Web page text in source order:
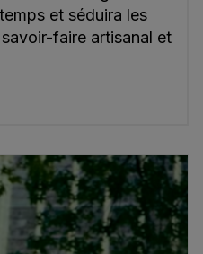
et séduira les
faire artisanal et